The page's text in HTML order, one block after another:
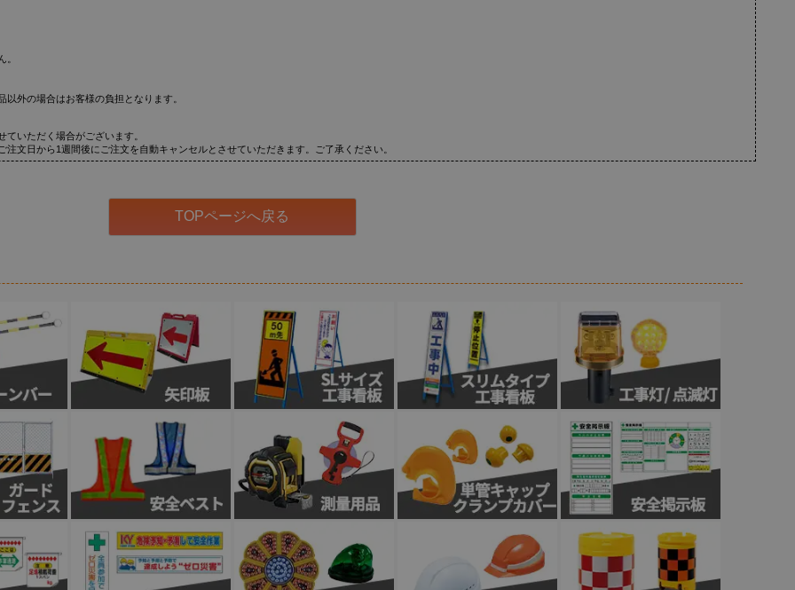
。
外の場合はお客様の負担となります。
いただく場合がございます。
文日から1週間後にご注文を自動キャンセルとさせていただきます。ご了承ください。
TOPページへ戻る